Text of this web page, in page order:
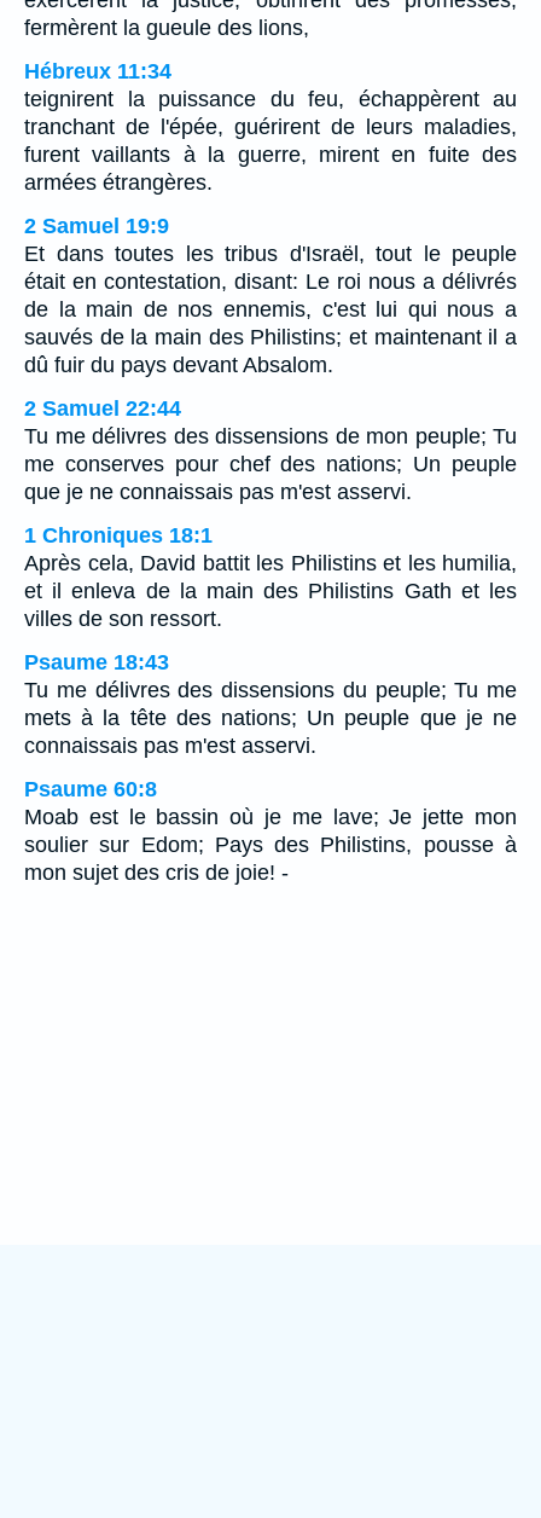
fermèrent la gueule des lions,
Hébreux 11:34
teignirent la puissance du feu, échappèrent au
tranchant de l'épée, guérirent de leurs maladies,
furent vaillants à la guerre, mirent en fuite des
armées étrangères.
2 Samuel 19:9
Et dans toutes les tribus d'Israël, tout le peuple
était en contestation, disant: Le roi nous a délivrés
de la main de nos ennemis, c'est lui qui nous a
sauvés de la main des Philistins; et maintenant il a
dû fuir du pays devant Absalom.
2 Samuel 22:44
Tu me délivres des dissensions de mon peuple; Tu
me conserves pour chef des nations; Un peuple
que je ne connaissais pas m'est asservi.
1 Chroniques 18:1
Après cela, David battit les Philistins et les humilia,
et il enleva de la main des Philistins Gath et les
villes de son ressort.
Psaume 18:43
Tu me délivres des dissensions du peuple; Tu me
mets à la tête des nations; Un peuple que je ne
connaissais pas m'est asservi.
Psaume 60:8
Moab est le bassin où je me lave; Je jette mon
soulier sur Edom; Pays des Philistins, pousse à
mon sujet des cris de joie! -